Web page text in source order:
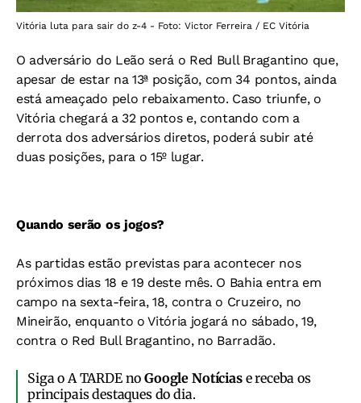
Vitória luta para sair do z-4 - Foto: Victor Ferreira / EC Vitória
O adversário do Leão será o Red Bull Bragantino que,
apesar de estar na 13ª posição, com 34 pontos, ainda
está ameaçado pelo rebaixamento. Caso triunfe, o
Vitória chegará a 32 pontos e, contando com a
derrota dos adversários diretos, poderá subir até
duas posições, para o 15º lugar.
Quando serão os jogos?
As partidas estão previstas para acontecer nos
próximos dias 18 e 19 deste mês. O Bahia entra em
campo na sexta-feira, 18, contra o Cruzeiro, no
Mineirão, enquanto o Vitória jogará no sábado, 19,
contra o Red Bull Bragantino, no Barradão.
Siga o A TARDE noGoogle Notíciase receba os
principais destaques do dia.